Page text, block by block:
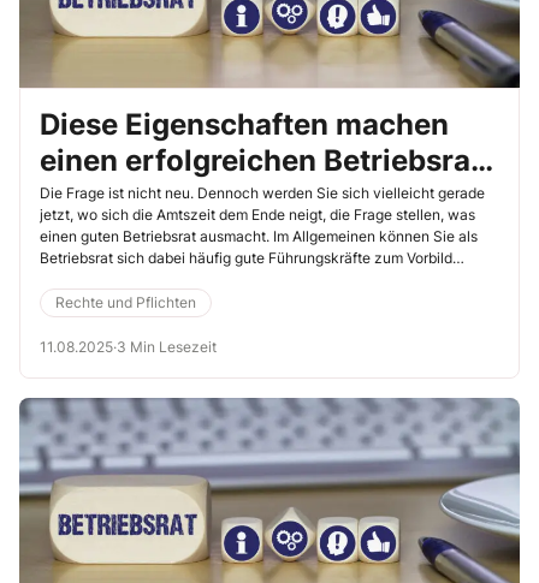
Diese Eigenschaften machen
einen erfolgreichen Betriebsrat
aus
Die Frage ist nicht neu. Dennoch werden Sie sich vielleicht gerade
jetzt, wo sich die Amtszeit dem Ende neigt, die Frage stellen, was
einen guten Betriebsrat ausmacht. Im Allgemeinen können Sie als
Betriebsrat sich dabei häufig gute Führungskräfte zum Vorbild
wichtig für ein gutes Funktionieren des Betriebsrats.
Rechte und Pflichten
11.08.2025·3 Min Lesezeit